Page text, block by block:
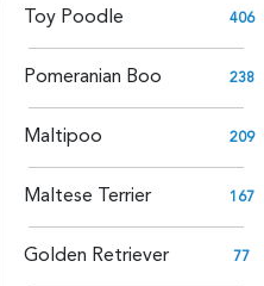
Toy Poodle 406
Pomeranian Boo 238
Maltipoo 209
Maltese Terrier 167
Golden Retriever 77